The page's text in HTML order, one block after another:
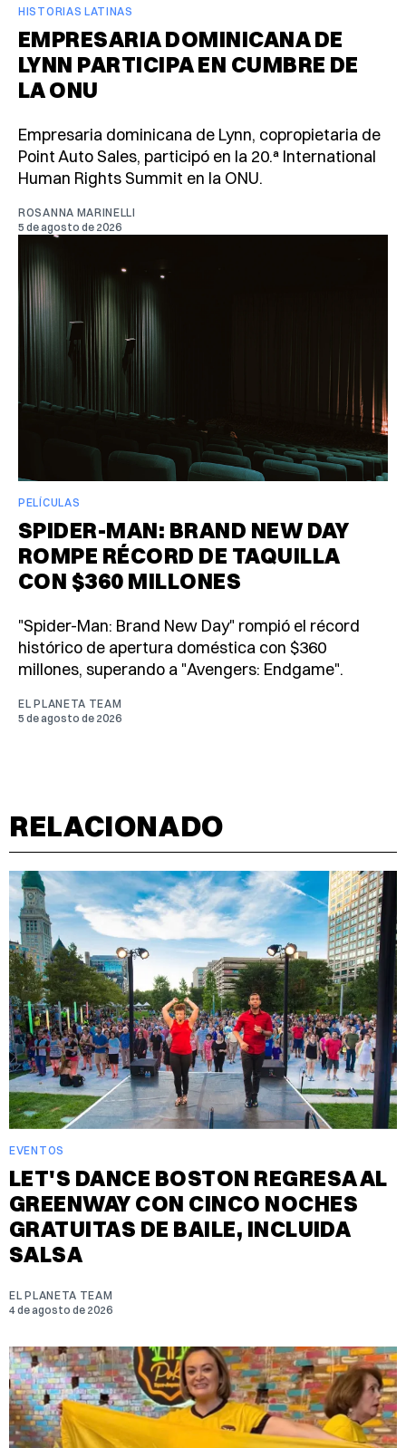
HISTORIAS LATINAS
EMPRESARIA DOMINICANA DE
LYNN PARTICIPA EN CUMBRE DE
LA ONU
Empresaria dominicana de Lynn, copropietaria de
Point Auto Sales, participó en la 20.ª International
Human Rights Summit en la ONU.
ROSANNA MARINELLI
5 de agosto de 2026
PELÍCULAS
SPIDER-MAN: BRAND NEW DAY
ROMPE RÉCORD DE TAQUILLA
CON $360 MILLONES
"Spider-Man: Brand New Day" rompió el récord
histórico de apertura doméstica con $360
millones, superando a "Avengers: Endgame".
EL PLANETA TEAM
5 de agosto de 2026
RELACIONADO
EVENTOS
LET'S DANCE BOSTON REGRESA AL
GREENWAY CON CINCO NOCHES
GRATUITAS DE BAILE, INCLUIDA
SALSA
EL PLANETA TEAM
4 de agosto de 2026